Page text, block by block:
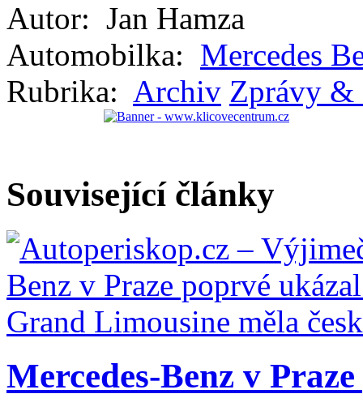
Autor: Jan Hamza
Automobilka: Mercedes
Rubrika: Archiv Zprávy &
Související články
Mercedes-Benz v